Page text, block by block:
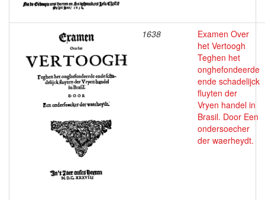
1638
Examen Over
het Vertoogh
Teghen het
onghefondeerde
ende schadelijck
fluyten der
Vryen handel in
Brasil. Door Een
ondersoecher
der waerheydt.